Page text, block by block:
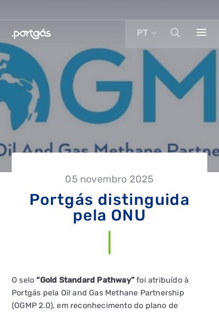
PT
05 novembro 2025
Portgás distinguida
pela ONU
O selo“Gold Standard Pathway” foi atribuído à
Portgás pela Oil and Gas Methane Partnership
(OGMP 2.0), em reconhecimento do plano de